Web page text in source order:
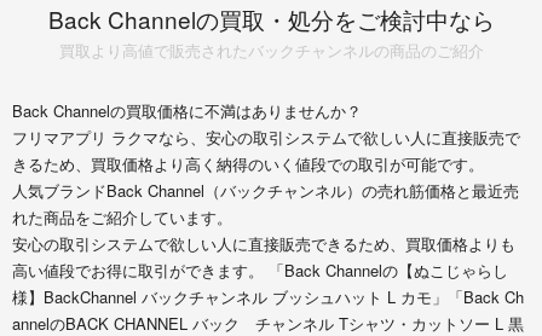
Back Channelの買取・処分をご検討中なら
買取より高値で販売されたバックチャンネルの商品のご紹介
Back Channelの買取価格に不満はありませんか？
フリマアプリ ラクマなら、安心の取引システムで欲しい人に直接販売で
きるため、買取価格より高く納得のいく値段での取引が可能です。
人気ブランドBack Channel（バックチャンネル）の売れ筋価格と最近売
れた商品をご紹介しています。
安心の取引システムで欲しい人に直接販売できるため、買取価格よりも
高い値段でお得に取引ができます。 「Back Channelの【ぬこじゃらし
様】BackChannel バックチャンネル ブッシュハット L カモ」「Back Ch
annelのBACK CHANNEL バック チャンネル Tシャツ・カットソー L 黒